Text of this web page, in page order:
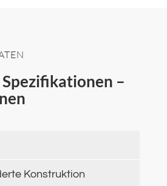
Spezifikationen –
Konstruktion